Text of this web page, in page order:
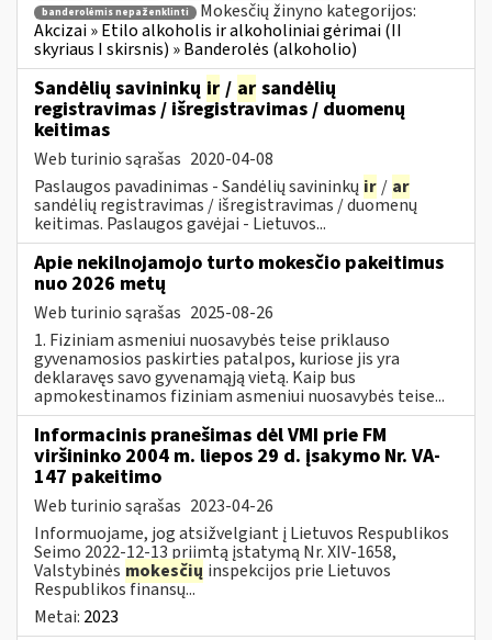
banderolėmis nepaženklinti
Mokesčių žinyno kategorijos:
Akcizai » Etilo alkoholis ir alkoholiniai gėrimai (II
skyriaus I skirsnis) » Banderolės (alkoholio)
Sandėlių savininkų ir / ar sandėlių
registravimas / išregistravimas / duomenų
keitimas
Web turinio sąrašas 2020-04-08
Paslaugos pavadinimas - Sandėlių savininkų ir / ar
sandėlių registravimas / išregistravimas / duomenų
keitimas. Paslaugos gavėjai - Lietuvos...
Apie nekilnojamojo turto mokesčio pakeitimus
nuo 2026 metų
Web turinio sąrašas 2025-08-26
1. Fiziniam asmeniui nuosavybės teise priklauso
gyvenamosios paskirties patalpos, kuriose jis yra
deklaravęs savo gyvenamąją vietą. Kaip bus
apmokestinamos fiziniam asmeniui nuosavybės teise...
Informacinis pranešimas dėl VMI prie FM
viršininko 2004 m. liepos 29 d. įsakymo Nr. VA-
147 pakeitimo
Web turinio sąrašas 2023-04-26
Informuojame, jog atsižvelgiant į Lietuvos Respublikos
Seimo 2022-12-13 priimtą įstatymą Nr. XIV-1658,
Valstybinės mokesčių inspekcijos prie Lietuvos
Respublikos finansų...
Metai: 2023